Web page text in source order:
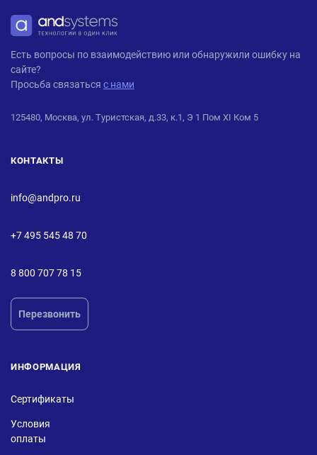
ANDPRO
Есть вопросы по взаимодействию или обнаружили ошибку на
сайте?
Просьба связаться с нами
125480, Москва, ул. Туристская, д.33, к.1, Э 1 Пом XI Ком 5
КОНТАКТЫ
info@andpro.ru
+7 495 545 48 70
8 800 707 78 15
Перезвонить
ИНФОРМАЦИЯ
Сертификаты
Условия
оплаты